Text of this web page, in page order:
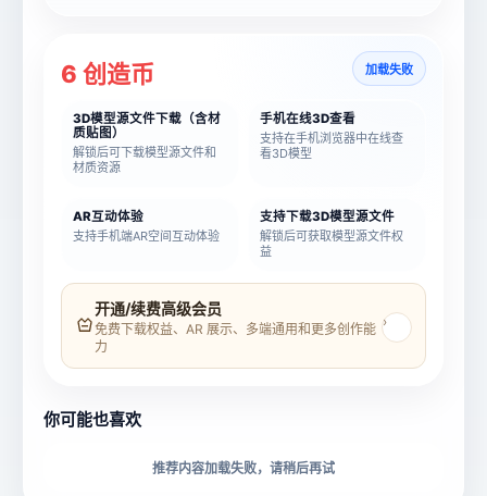
模型名称
材质贴图
6 创造币 加载失败
3D模型源文件下载（含材
质贴图）
解锁后可下载模型源文件和
材质资源
手机在线3D查看
支持在手机浏览器中在线查
看3D模型
AR互动体验
支持手机端AR空间互动体验
支持下载3D模型源文件
解锁后可获取模型源文件权
益
开通/续费高级会员
免费下载权益、AR 展示、多端通用和更多创作能
力
›
你可能也喜欢
推荐内容加载失败，请稍后再试